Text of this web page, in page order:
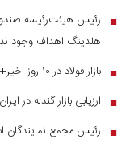
■
رئیس هیئت‌رئیسه
هلدینگ اهداف وجود
■ بازار فولاد در ۱۰ روز اخیر+اینفوگرافی
■ ارزیابی بازار گندله در
■
رئیس مجمع نمایندگان